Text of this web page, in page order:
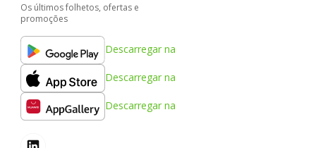
Os últimos folhetos, ofertas e
promoções
Descarregar na
Descarregar na
Descarregar na